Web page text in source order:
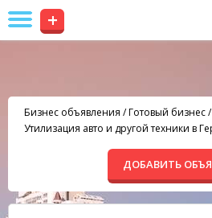
+
Бизнес объявления /Готовый бизнес/
Утилизация авто и другой техники в
ДОБАВИТЬ